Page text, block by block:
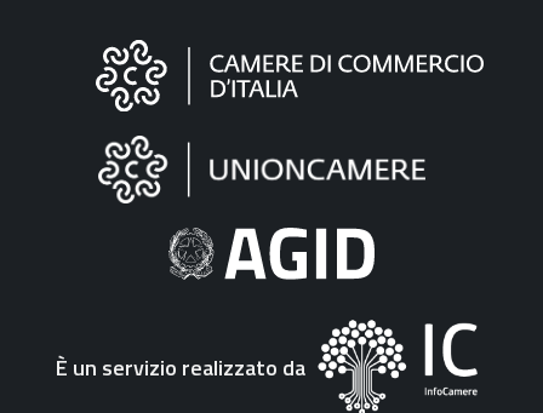
Informazioni
"Fattura
Elettronica"
È un servizio realizzato da